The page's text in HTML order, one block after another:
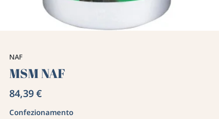
NAF
MSM NAF
84,39 €
Confezionamento